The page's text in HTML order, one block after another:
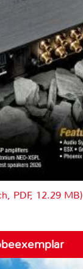
PDF, 12.29 MB)